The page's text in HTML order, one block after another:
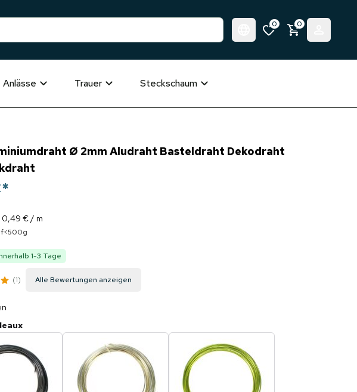
0 0
Anlässe Trauer Steckschaum
Ø 2mm Aludraht Basteldraht Dekodraht
*
0,49 € / m
1-3 Tage
1 Alle Bewertungen anzeigen